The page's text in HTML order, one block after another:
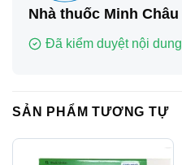
Nhà thuốc Minh Châu
Đã kiểm duyệt nội dung
SẢN PHẨM TƯƠNG TỰ